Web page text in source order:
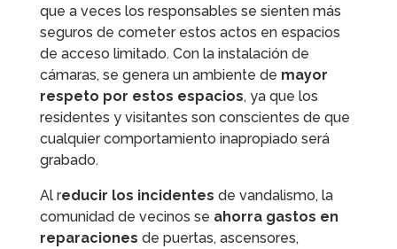
que a veces los responsables se sienten más
seguros de cometer estos actos en espacios
de acceso limitado. Con la instalación de
cámaras, se genera un ambiente de mayor
respeto por estos espacios, ya que los
residentes y visitantes son conscientes de que
cualquier comportamiento inapropiado será
grabado.
Al reducir los incidentes de vandalismo, la
comunidad de vecinos se ahorra gastos en
reparaciones de puertas, ascensores,